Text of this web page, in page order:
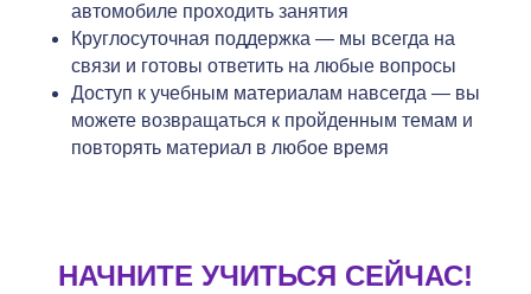
автомобиле проходить занятия
Круглосуточная поддержка — мы всегда на
связи и готовы ответить на любые вопросы
Доступ к учебным материалам навсегда — вы
можете возвращаться к пройденным темам и
повторять материал в любое время
НАЧНИТЕ УЧИТЬСЯ СЕЙЧАС!